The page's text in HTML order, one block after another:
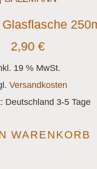
2,90 €
19 % MwSt.
Versandkosten
Deutschland 3-5 Tage
WARENKORB